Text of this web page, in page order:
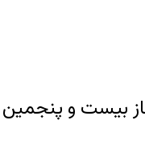
بیست و